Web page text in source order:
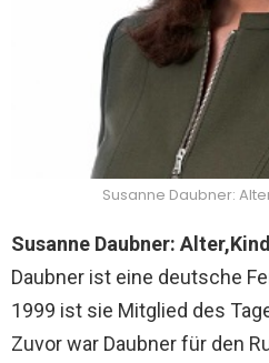
Susanne Daubner:
Susanne Daubner:
Daubner ist eine deutsche
1999 ist sie Mitglied des
Zuvor war Daubner für den